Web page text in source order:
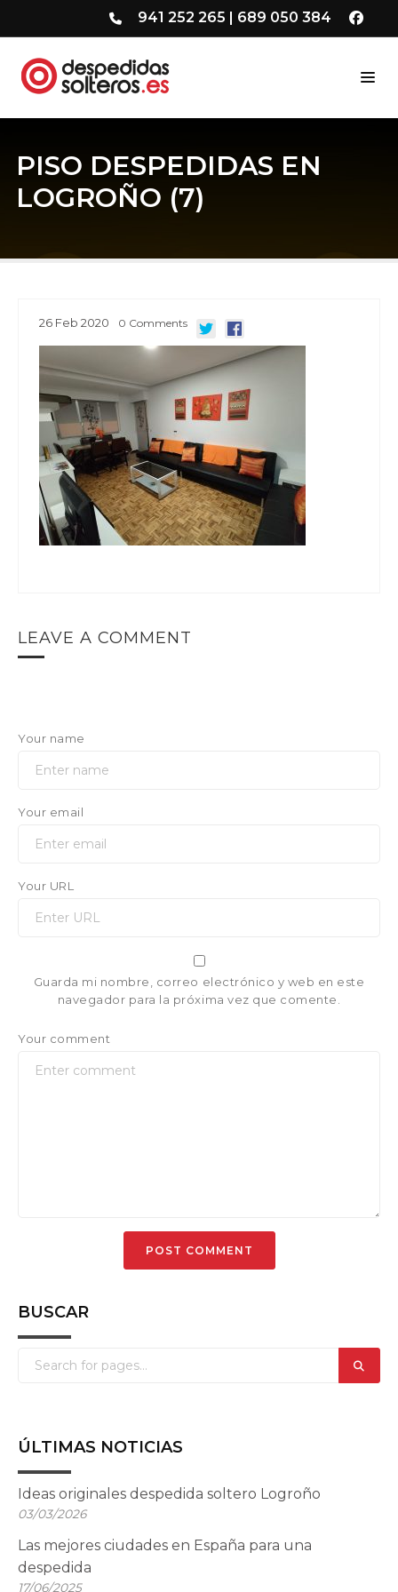
941 252 265 | 689 050 384
PISO DESPEDIDAS EN
LOGROÑO (7)
26 Feb 2020 0 Comments
LEAVE A COMMENT
Your name
Your email
Your URL
Guarda mi nombre, correo electrónico y web en este
navegador para la próxima vez que comente.
Your comment
BUSCAR
ÚLTIMAS NOTICIAS
Ideas originales despedida soltero Logroño
03/03/2026
Las mejores ciudades en España para una
despedida
17/06/2025